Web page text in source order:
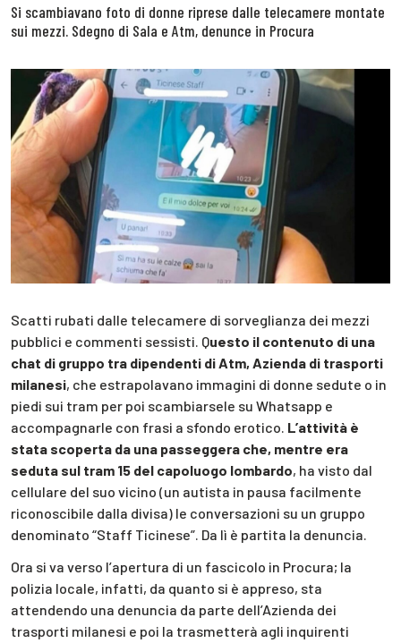
Si scambiavano foto di donne riprese dalle telecamere montate
sui mezzi. Sdegno di Sala e Atm, denunce in Procura
Scatti rubati dalle telecamere di sorveglianza dei mezzi
pubblici e commenti sessisti. Questo il contenuto di una
chat di gruppo tra dipendenti di Atm, Azienda di trasporti
milanesi, che estrapolavano immagini di donne sedute o in
piedi sui tram per poi scambiarsele su Whatsapp e
accompagnarle con frasi a sfondo erotico. L’attività è
stata scoperta da una passeggera che, mentre era
seduta sul tram 15 del capoluogo lombardo, ha visto dal
cellulare del suo vicino (un autista in pausa facilmente
riconoscibile dalla divisa) le conversazioni su un gruppo
denominato “Staff Ticinese”. Da lì è partita la denuncia.
Ora si va verso l’apertura di un fascicolo in Procura; la
polizia locale, infatti, da quanto si è appreso, sta
attendendo una denuncia da parte dell’Azienda dei
trasporti milanesi e poi la trasmetterà agli inquirenti